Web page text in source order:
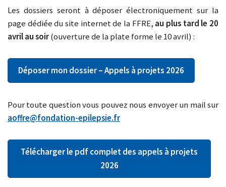
Les dossiers seront à déposer électroniquement sur la
page dédiée du site internet de la FFRE, au plus tard le 20
avril au soir(ouverture de la plate forme le 10 avril) :
Déposer mon dossier – Appels à projets 2026
Pour toute question vous pouvez nous envoyer un mail sur
aoffre@fondation-epilepsie.fr
Télécharger le pdf complet des appels à projets
2026